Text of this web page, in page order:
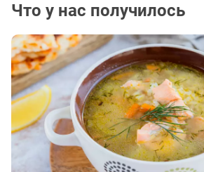
Что у нас получилось